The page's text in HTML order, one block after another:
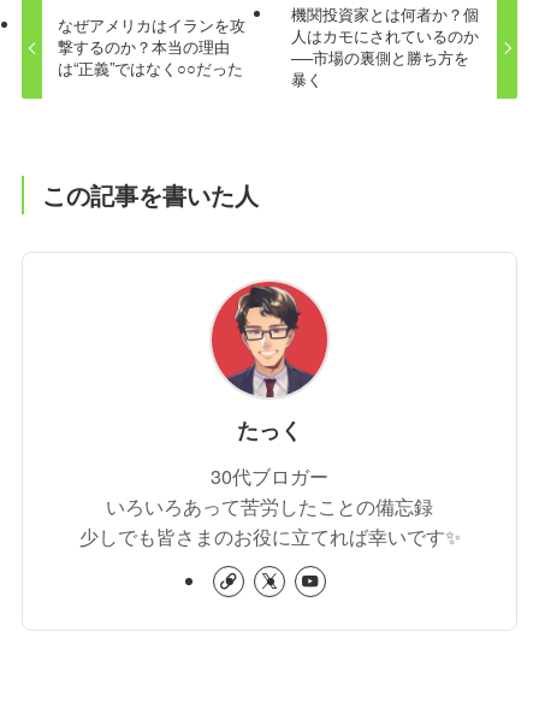
なぜアメリカはイランを攻
撃するのか？本当の理由
は“正義”ではなく○○だった
機関投資家とは何者か？個
人はカモにされているのか
──市場の裏側と勝ち方を
暴く
この記事を書いた人
たっく
30代ブロガー
いろいろあって苦労したことの備忘録
少しでも皆さまのお役に立てれば幸いです✨